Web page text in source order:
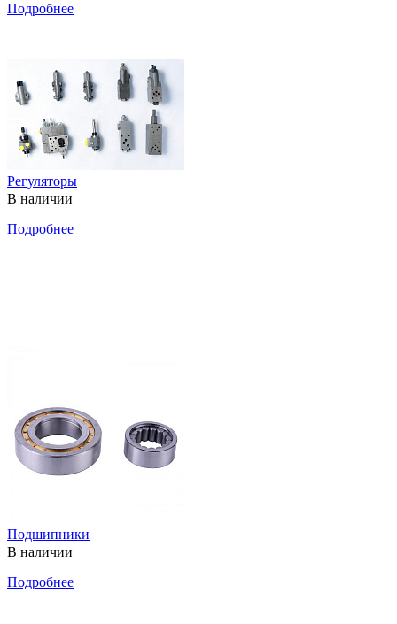
Подробнее
Регуляторы
В наличии
Подробнее
Подшипники
В наличии
Подробнее